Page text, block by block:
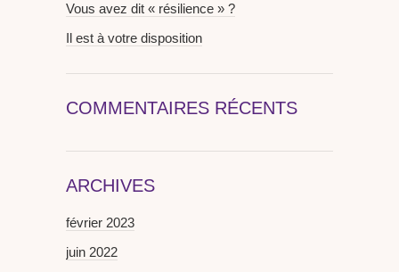
Vous avez dit « résilience » ?
Il est à votre disposition
COMMENTAIRES RÉCENTS
ARCHIVES
février 2023
juin 2022